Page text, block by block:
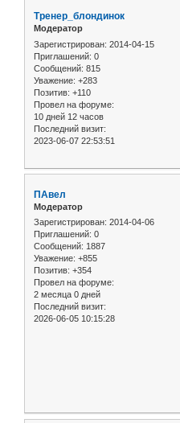
Тренер_блондинок
Модератор
Зарегистрирован: 2014-04-15
Приглашений: 0
Сообщений: 815
Уважение: +283
Позитив: +110
Провел на форуме:
10 дней 12 часов
Последний визит:
2023-06-07 22:53:51
ПАвел
Модератор
Зарегистрирован: 2014-04-06
Приглашений: 0
Сообщений: 1887
Уважение: +855
Позитив: +354
Провел на форуме:
2 месяца 0 дней
Последний визит:
2026-06-05 10:15:28